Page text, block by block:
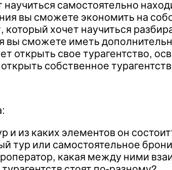
научиться самостоятельно
вы сможете экономить на
хочет научиться
вы сможете иметь
открыть свое турагентство,
собственное
и из каких элементов он
тур или самостоятельное
какая между ними